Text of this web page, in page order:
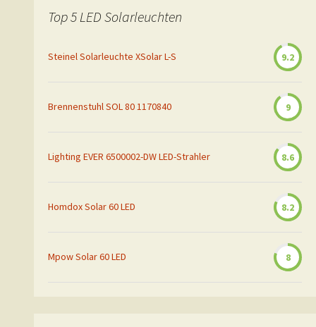
Top 5 LED Solarleuchten
Steinel Solarleuchte XSolar L-S 9.2
Brennenstuhl SOL 80 1170840 9
Lighting EVER 6500002-DW LED-Strahler 8.6
Homdox Solar 60 LED 8.2
Mpow Solar 60 LED 8